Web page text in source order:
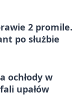
2 promile.
po służbie
ochłody w
upałów